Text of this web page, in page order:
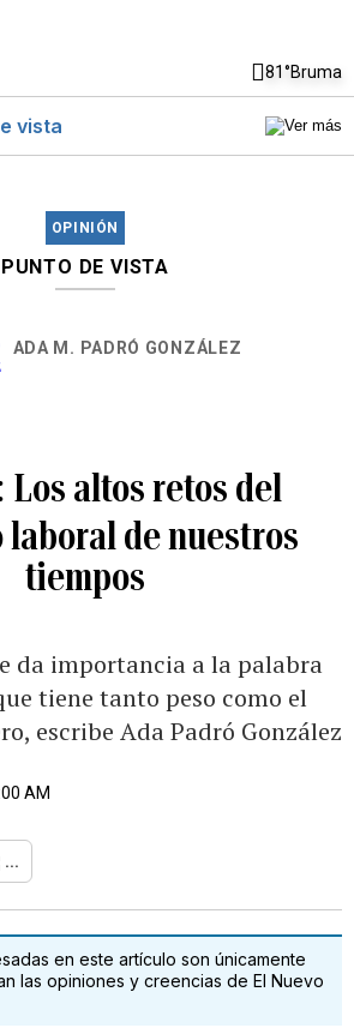
81°Bruma
vista
OPINIÓN
PUNTO DE VISTA
ADA M. PADRÓ GONZÁLEZ
Los altos retos del
laboral de nuestros
tiempos
da importancia a la palabra
tiene tanto peso como el
escribe Ada Padró González
AM
...
en este artículo son únicamente
las opiniones y creencias de El Nuevo